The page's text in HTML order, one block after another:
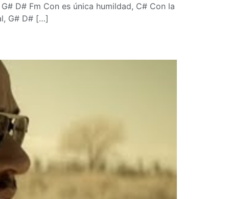
D# Fm Con es única humildad, C# Con la
G# D# […]